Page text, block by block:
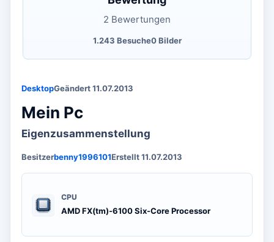
DesktopGeändert 11.07.2013
Mein Pc
Eigenzusammenstellung
Besitzerbenny1996101Erstellt 11.07.2013
CPU
AMD FX(tm)-6100 Six-Core Processor
2 Bewertungen
1.243 Besuche0 Bilder